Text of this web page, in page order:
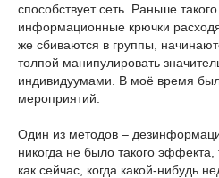
способствует сеть. Раньше
информационные крючки
же сбиваются в группы,
толпой манипулировать
индивидуумами. В моё время
мероприятий.
Один из методов –
никогда не было такого эффекта,
как сейчас, когда какой-нибудь